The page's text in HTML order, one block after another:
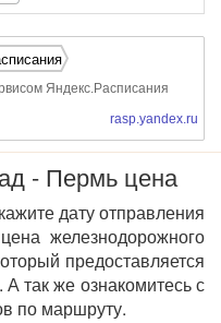
Яндекс.Расписания
rasp.yandex.ru
- Пермь цена
дату отправления
железнодорожного
предоставляется
так же ознакомитесь с
по маршруту.